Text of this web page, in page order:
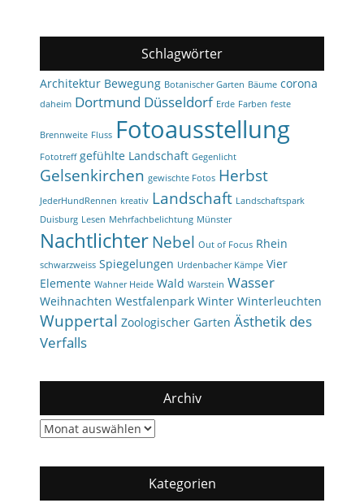
Schlagwörter
Architektur Bewegung Botanischer Garten Bäume corona
daheim Dortmund Düsseldorf Erde Farben feste
Brennweite Fluss Fotoausstellung
Fototreff gefühlte Landschaft Gegenlicht
Gelsenkirchen gewischte Fotos Herbst
JederHundRennen kreativ Landschaft Landschaftspark
Duisburg Lesen Mehrfachbelichtung Münster
NachtlichterNebel Out of Focus Rhein
schwarzweiss Spiegelungen Urdenbacher Kämpe Vier
Elemente Wahner Heide Wald Warstein Wasser
Weihnachten Westfalenpark Winter Winterleuchten
Wuppertal Zoologischer Garten Ästhetik des
Verfalls
Archiv
Archiv
Kategorien